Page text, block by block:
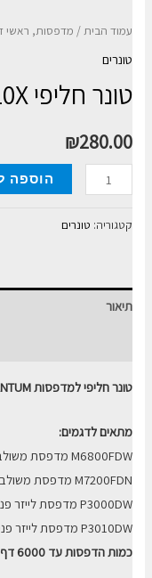
עמוד הבית/ מדפסות, ראשי
טונרים
טונר חליפי Pantum TL410X
₪280.00
כמות
של
טונר
TL410X
הוספה
קטגוריה: טונרים
תיאור
טונר חליפי למדפסות PANTUM
מתאים לדגמים:
M6800FDW מדפסת משולבת פנטום PANTUM
M7200FDN מדפסת משולבת פנטום PANTUM
P3000DW מדפסת לייזר פנטום PANTUM
P3010DW מדפסת לייזר פנטום PANTUM
כמות הדפסות עד 6000 דף